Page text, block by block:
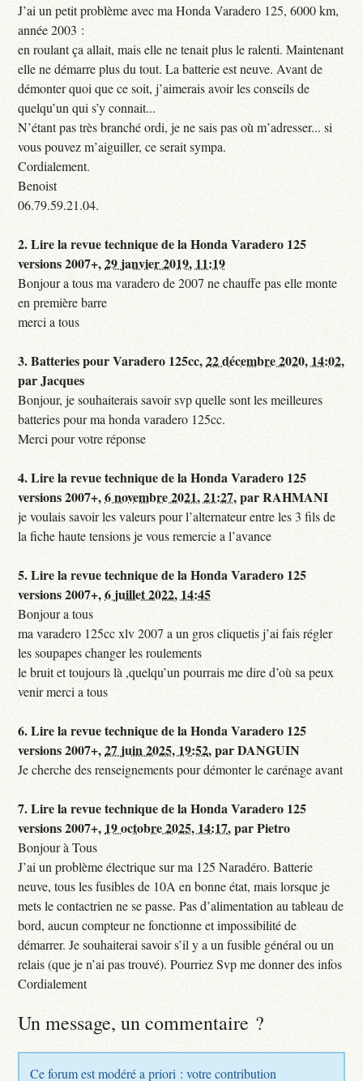
J’ai un petit problème avec ma Honda Varadero 125, 6000 km,
année 2003 :
en roulant ça allait, mais elle ne tenait plus le ralenti. Maintenant
elle ne démarre plus du tout. La batterie est neuve. Avant de
démonter quoi que ce soit, j’aimerais avoir les conseils de
quelqu’un qui s’y connait...
N’étant pas très branché ordi, je ne sais pas où m’adresser... si
vous pouvez m’aiguiller, ce serait sympa.
Cordialement.
Benoist
06.79.59.21.04.
2.Lire la revue technique de la Honda Varadero 125
versions 2007+,29 janvier 2019, 11:19
Bonjour a tous ma varadero de 2007 ne chauffe pas elle monte
en première barre
merci a tous
3.Batteries pour Varadero 125cc,22 décembre 2020, 14:02,
parJacques
Bonjour, je souhaiterais savoir svp quelle sont les meilleures
batteries pour ma honda varadero 125cc.
Merci pour votre réponse
4.Lire la revue technique de la Honda Varadero 125
versions 2007+,6 novembre 2021, 21:27,parRAHMANI
je voulais savoir les valeurs pour l’alternateur entre les 3 fils de
la fiche haute tensions je vous remercie a l’avance
5.Lire la revue technique de la Honda Varadero 125
versions 2007+,6 juillet 2022, 14:45
Bonjour a tous
ma varadero 125cc xlv 2007 a un gros cliquetis j’ai fais régler
les soupapes changer les roulements
le bruit et toujours là ,quelqu’un pourrais me dire d’où sa peux
venir merci a tous
6.Lire la revue technique de la Honda Varadero 125
versions 2007+,27 juin 2025, 19:52,parDANGUIN
Je cherche des renseignements pour démonter le carénage avant
7.Lire la revue technique de la Honda Varadero 125
versions 2007+, 19 octobre 2025, 14:17,parPietro
Bonjour à Tous
J’ai un problème électrique sur ma 125 Naradéro. Batterie
neuve, tous les fusibles de 10A en bonne état, mais lorsque je
mets le contactrien ne se passe. Pas d’alimentation au tableau de
bord, aucun compteur ne fonctionne et impossibilité de
démarrer. Je souhaiterai savoir s’il y a un fusible général ou un
relais (que je n’ai pas trouvé). Pourriez Svp me donner des infos
Cordialement
Un message, un commentaire ?
Ce forum est modéré a priori : votre contribution